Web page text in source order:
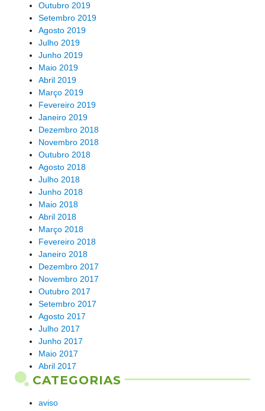
Outubro 2019
Setembro 2019
Agosto 2019
Julho 2019
Junho 2019
Maio 2019
Abril 2019
Março 2019
Fevereiro 2019
Janeiro 2019
Dezembro 2018
Novembro 2018
Outubro 2018
Agosto 2018
Julho 2018
Junho 2018
Maio 2018
Abril 2018
Março 2018
Fevereiro 2018
Janeiro 2018
Dezembro 2017
Novembro 2017
Outubro 2017
Setembro 2017
Agosto 2017
Julho 2017
Junho 2017
Maio 2017
Abril 2017
CATEGORIAS
aviso